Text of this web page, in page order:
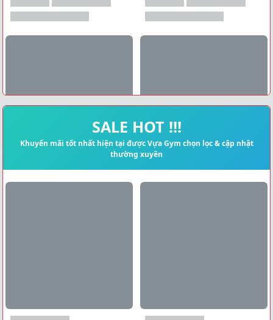
SALE HOT !!!
Khuyến mãi tốt nhất hiện tại được Vựa Gym chọn lọc & cập nhật
thường xuyên